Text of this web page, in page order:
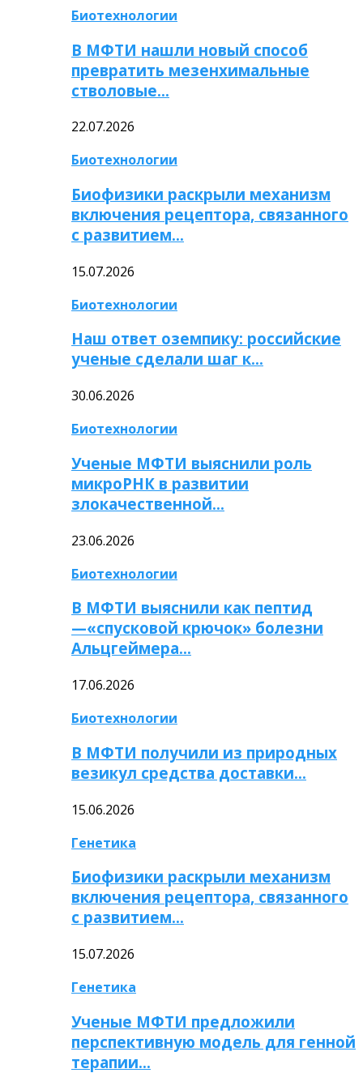
Биотехнологии
В МФТИ нашли новый способ
превратить мезенхимальные
стволовые…
22.07.2026
Биотехнологии
Биофизики раскрыли механизм
включения рецептора, связанного
с развитием…
15.07.2026
Биотехнологии
Наш ответ оземпику: российские
ученые сделали шаг к…
30.06.2026
Биотехнологии
Ученые МФТИ выяснили роль
микроРНК в развитии
злокачественной…
23.06.2026
Биотехнологии
В МФТИ выяснили как пептид
—«спусковой крючок» болезни
Альцгеймера…
17.06.2026
Биотехнологии
В МФТИ получили из природных
везикул средства доставки…
15.06.2026
Генетика
Биофизики раскрыли механизм
включения рецептора, связанного
с развитием…
15.07.2026
Генетика
Ученые МФТИ предложили
перспективную модель для генной
терапии…